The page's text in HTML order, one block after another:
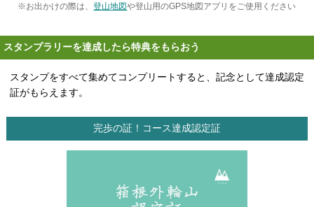
※お出かけの際は、登山地図や登山用のGPS地図アプリをご使用ください
スタンプラリーを達成したら特典をもらおう
スタンプをすべて集めてコンプリートすると、記念として達成認定
証がもらえます。
完歩の証！コース達成認定証